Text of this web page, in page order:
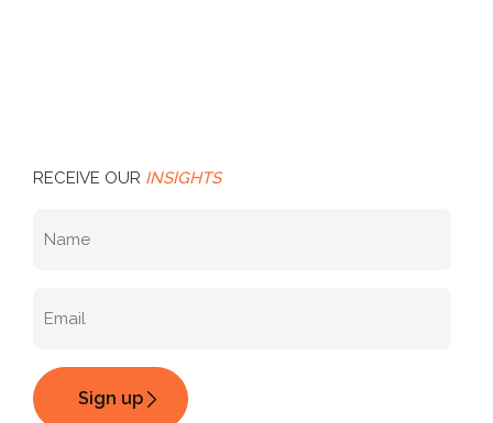
RECEIVE OUR INSIGHTS